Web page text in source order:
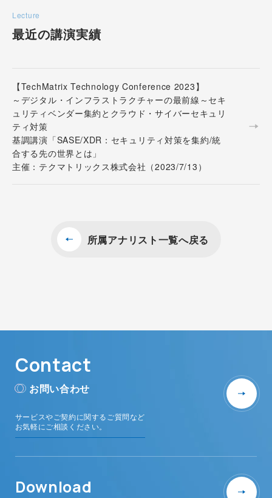
Lecture
最近の講演実績
【TechMatrix Technology Conference 2023】
～デジタル・インフラストラクチャーの最前線～セキ
ュリティベンダー集約とクラウド・サイバーセキュリ
ティ対策
基調講演「SASE/XDR：セキュリティ対策を集約/統
合する先の世界とは」
主催：テクマトリックス株式会社（2023/7/13）
所属アナリスト一覧へ戻る
Contact
お問い合わせ
サービスやご契約に関するご質問など
お気軽にご相談ください。
Download